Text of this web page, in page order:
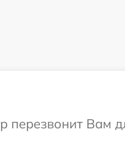
перезвонит Вам